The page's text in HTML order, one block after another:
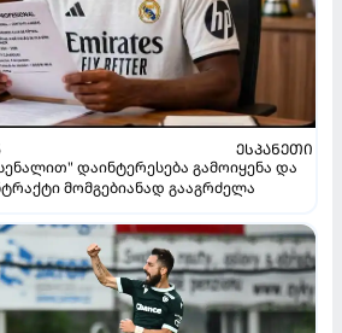
ᲔᲡᲞᲐᲜᲔᲗᲘ
დაინტერესება გამოიყენა და
მომგებიანად გააგრძელა